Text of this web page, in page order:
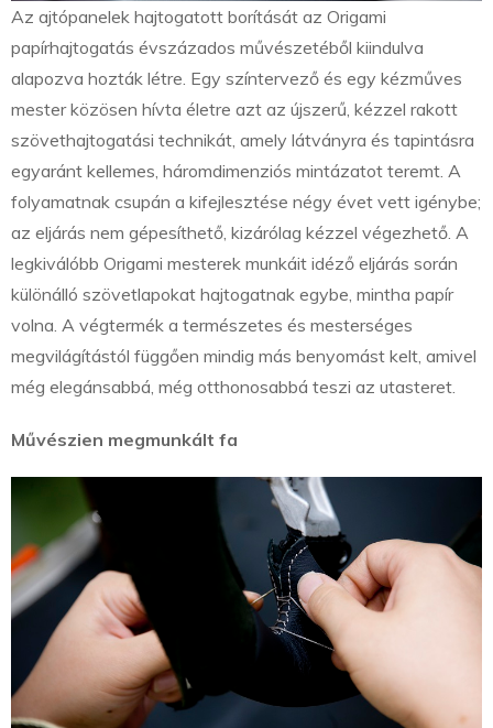
Az ajtópanelek hajtogatott borítását az Origami
papírhajtogatás évszázados művészetéből kiindulva
alapozva hozták létre. Egy színtervező és egy kézműves
mester közösen hívta életre azt az újszerű, kézzel rakott
szövethajtogatási technikát, amely látványra és tapintásra
egyaránt kellemes, háromdimenziós mintázatot teremt. A
folyamatnak csupán a kifejlesztése négy évet vett igénybe;
az eljárás nem gépesíthető, kizárólag kézzel végezhető. A
legkiválóbb Origami mesterek munkáit idéző eljárás során
különálló szövetlapokat hajtogatnak egybe, mintha papír
volna. A végtermék a természetes és mesterséges
megvilágítástól függően mindig más benyomást kelt, amivel
még elegánsabbá, még otthonosabbá teszi az utasteret.
Művészien megmunkált fa